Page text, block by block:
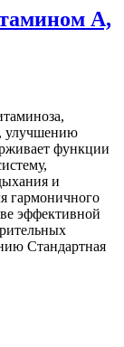
А,
улучшению
функции
и
гармоничного
эффективной
Стандартная